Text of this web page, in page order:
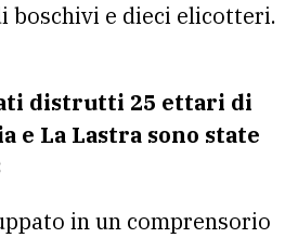
boschivi e dieci elicotteri.
distrutti 25 ettari di
e La Lastra sono state
in un comprensorio